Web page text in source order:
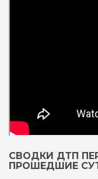
СВОДКИ ДТП
ПРОШЕДШИЕ